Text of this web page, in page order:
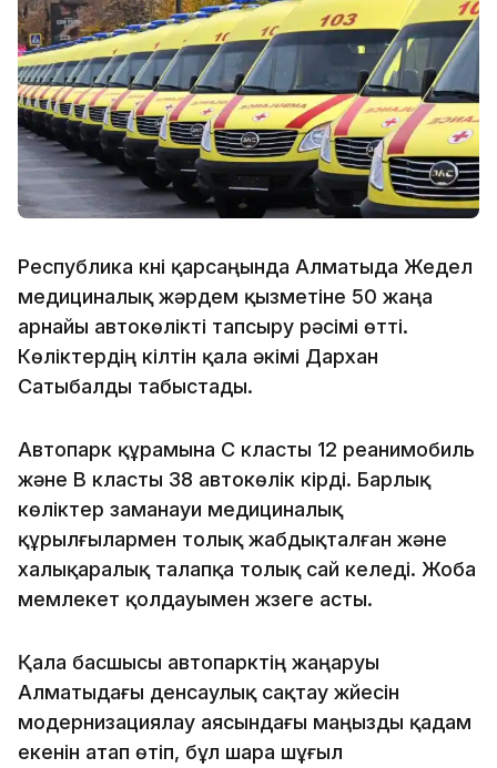
Республика күні қарсаңында Алматыда Жедел
медициналық жәрдем қызметіне 50 жаңа
арнайы автокөлікті тапсыру рәсімі өтті.
Көліктердің кілтін қала әкімі Дархан
Сатыбалды табыстады.
Автопарк құрамына С класты 12 реанимобиль
және В класты 38 автокөлік кірді. Барлық
көліктер заманауи медициналық
құрылғылармен толық жабдықталған және
халықаралық талапқа толық сай келеді. Жоба
мемлекет қолдауымен жүзеге асты.
Қала басшысы автопарктің жаңаруы
Алматыдағы денсаулық сақтау жүйесін
модернизациялау аясындағы маңызды қадам
екенін атап өтіп, бұл шара шұғыл